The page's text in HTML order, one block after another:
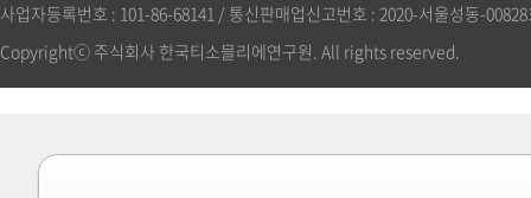
사업자등록번호 : 101-86-68141 / 통신판매업신고번호 : 2020-서울성동-
Copyrightⓒ 주식회사 한국티소믈리에연구원. All rights reserved.